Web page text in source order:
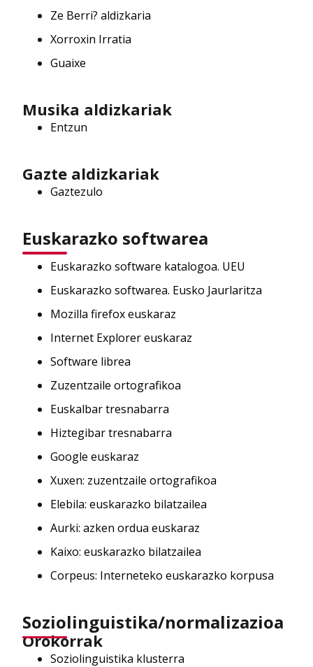
Ze Berri? aldizkaria
Xorroxin Irratia
Guaixe
Musika aldizkariak
Entzun
Gazte aldizkariak
Gaztezulo
Euskarazko softwarea
Euskarazko software katalogoa. UEU
Euskarazko softwarea. Eusko Jaurlaritza
Mozilla firefox euskaraz
Internet Explorer euskaraz
Software librea
Zuzentzaile ortografikoa
Euskalbar tresnabarra
Hiztegibar tresnabarra
Google euskaraz
Xuxen: zuzentzaile ortografikoa
Elebila: euskarazko bilatzailea
Aurki: azken ordua euskaraz
Kaixo: euskarazko bilatzailea
Corpeus: Interneteko euskarazko korpusa
Soziolinguistika/normalizazioa
Orokorrak
Soziolinguistika klusterra